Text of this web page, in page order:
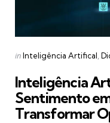
Categories
Posted
inInteligência Artifical
Inteligência
Sentimento
Transformar